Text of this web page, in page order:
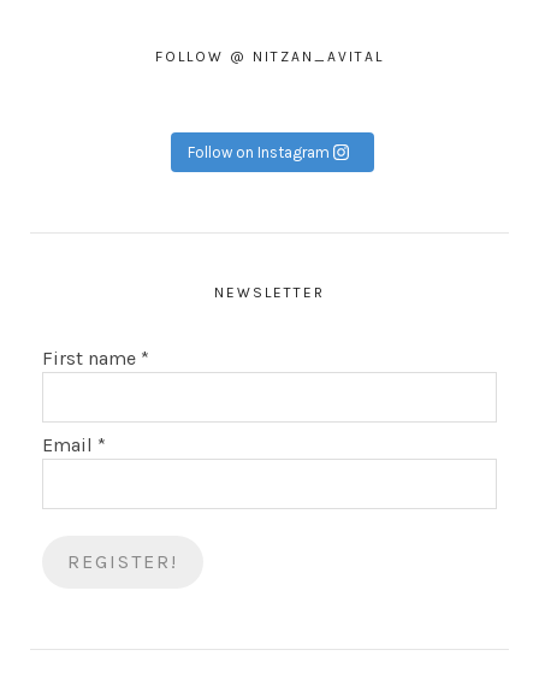
FOLLOW @ NITZAN_AVITAL
Follow on Instagram
NEWSLETTER
First name *
Email *